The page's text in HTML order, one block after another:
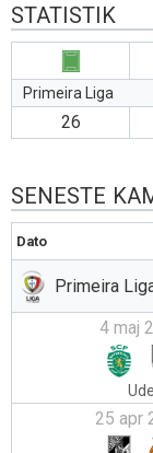
STATISTIK
Primeira Liga
26
SENESTE
Dato
Primeira
4 maj
Ude
25 apr